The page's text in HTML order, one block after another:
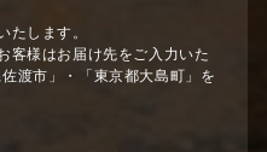
たします。
客様はお届け先をご入力いた
渡市」・「東京都大島町」を